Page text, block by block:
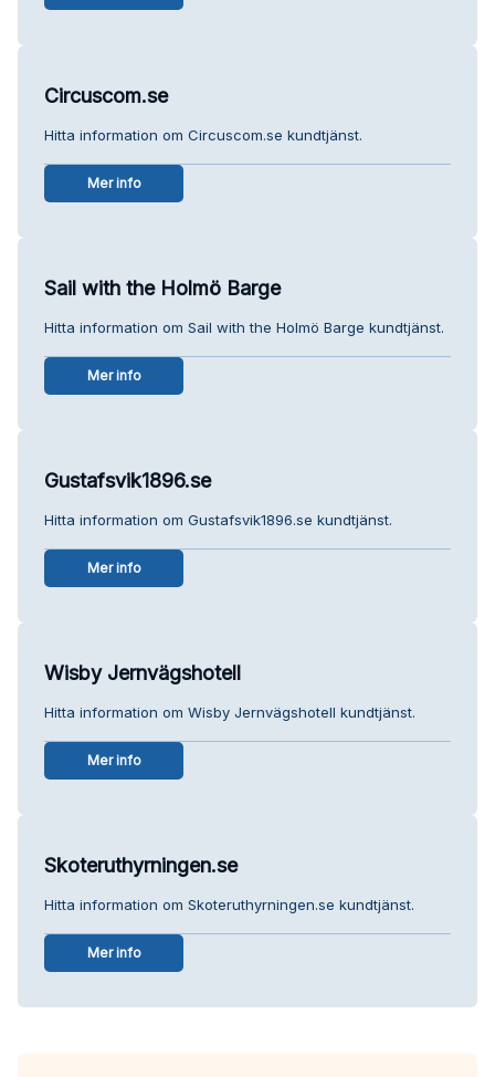
Circuscom.se
Hitta information om Circuscom.se kundtjänst.
Mer info
Sail with the Holmö Barge
Hitta information om Sail with the Holmö Barge kundtjänst.
Mer info
Gustafsvik1896.se
Hitta information om Gustafsvik1896.se kundtjänst.
Mer info
Wisby Jernvägshotell
Hitta information om Wisby Jernvägshotell kundtjänst.
Mer info
Skoteruthyrningen.se
Hitta information om Skoteruthyrningen.se kundtjänst.
Mer info